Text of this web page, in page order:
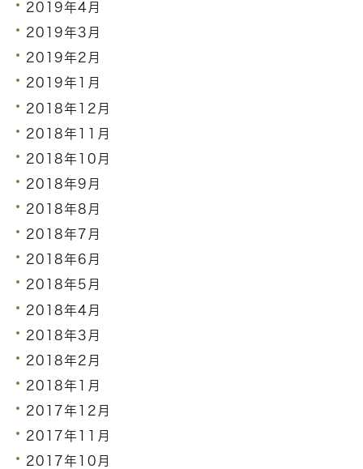
2019年4月
2019年3月
2019年2月
2019年1月
2018年12月
2018年11月
2018年10月
2018年9月
2018年8月
2018年7月
2018年6月
2018年5月
2018年4月
2018年3月
2018年2月
2018年1月
2017年12月
2017年11月
2017年10月